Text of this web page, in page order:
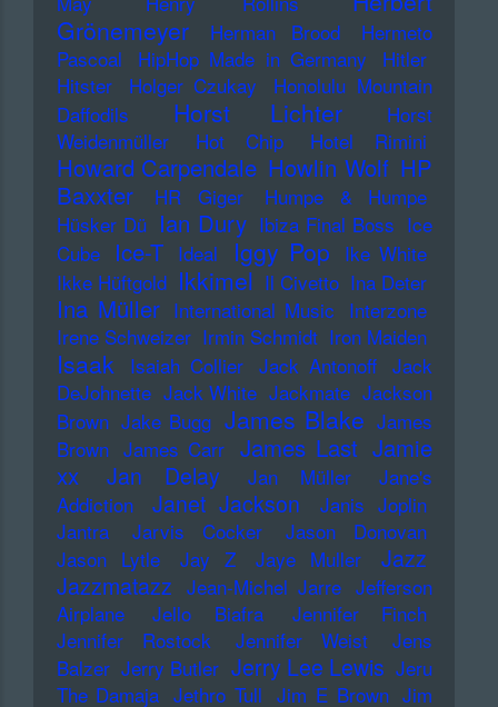
Grönemeyer
Herman Brood
Hermeto
Pascoal
HipHop Made in Germany
Hitler
Hitster
Holger Czukay
Honolulu Mountain
Daffodils
Horst Lichter
Horst
Weidenmüller
Hot Chip Hotel Rimini
Howard Carpendale Howlin Wolf HP
Baxxter
HR Giger
Humpe & Humpe
Hüsker Dü Ian Dury Ibiza Final Boss Ice
Cube
Ice-T Ideal Iggy Pop Ike White
Ikke Hüftgold Ikkimel Il Civetto Ina Deter
Ina Müller International Music Interzone
Irene Schweizer Irmin Schmidt Iron Maiden
Isaak Isaiah Collier Jack Antonoff Jack
DeJohnette Jack White Jackmate Jackson
Brown Jake Bugg James Blake James
Brown James Carr James Last Jamie
xx
Jan Delay Jan Müller
Jane's
Addiction
Janet Jackson
Janis Joplin
Jantra
Jarvis Cocker
Jason Donovan
Jason Lytle
Jay Z Jaye Muller
Jazz
Jazzmatazz Jean-Michel Jarre Jefferson
Airplane
Jello Biafra
Jennifer Finch
Jennifer Rostock
Jennifer Weist
Jens
Balzer Jerry Butler Jerry Lee Lewis Jeru
The Damaja Jethro Tull Jim E Brown Jim